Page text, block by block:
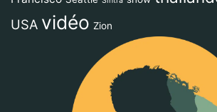
USA vidéo Zion